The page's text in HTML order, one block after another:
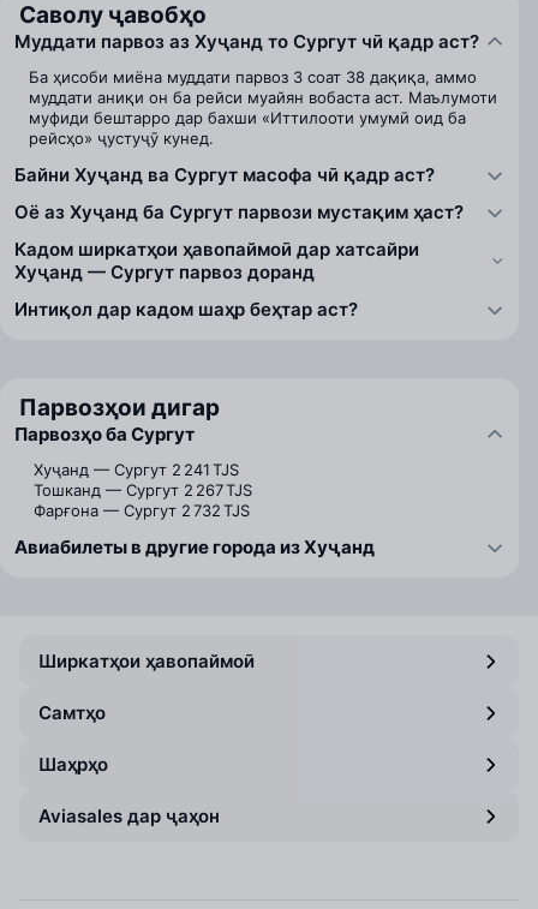
Саволу ҷавобҳо
Муддати парвоз аз Хуҷанд то Сургут чӣ қадр аст?
Ба ҳисоби миёна муддати парвоз 3 соат 38 дақиқа, аммо
муддати аниқи он ба рейси муайян вобаста аст. Маълумоти
муфиди бештарро дар бахши «Иттилооти умумӣ оид ба
рейсҳо» ҷустуҷӯ кунед.
Байни Хуҷанд ва Сургут масофа чӣ қадр аст?
Оё аз Хуҷанд ба Сургут парвози мустақим ҳаст?
Кадом ширкатҳои ҳавопаймоӣ дар хатсайри
Хуҷанд — Сургут парвоз доранд
Интиқол дар кадом шаҳр беҳтар аст?
Парвозҳои дигар
Парвозҳо ба Сургут
Хуҷанд — Сургут 2 241 TJS
Тошканд — Сургут 2 267 TJS
Фарғона — Сургут 2 732 TJS
Авиабилеты в другие города из Хуҷанд
Ширкатҳои ҳавопаймоӣ
Самтҳо
Шаҳрҳо
Aviasales дар ҷаҳон